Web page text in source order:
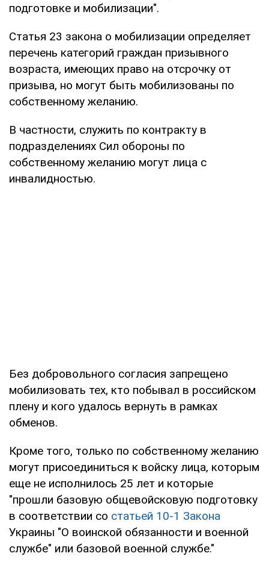
подготовке и мобилизации".
Статья 23 закона о мобилизации определяет
перечень категорий граждан призывного
возраста, имеющих право на отсрочку от
призыва, но могут быть мобилизованы по
собственному желанию.
В частности, служить по контракту в
подразделениях Сил обороны по
собственному желанию могут лица с
инвалидностью.
Без добровольного согласия запрещено
мобилизовать тех, кто побывал в российском
плену и кого удалось вернуть в рамках
обменов.
Кроме того, только по собственному желанию
могут присоединиться к войску лица, которым
еще не исполнилось 25 лет и которые
"прошли базовую общевойсковую подготовку
в соответствии со статьей 10-1 Закона
Украины "О воинской обязанности и военной
службе" или базовой военной службе."